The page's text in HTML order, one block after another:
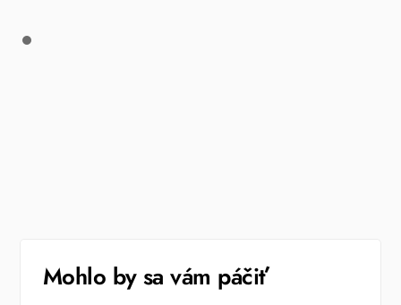
Mohlo by sa vám páčiť